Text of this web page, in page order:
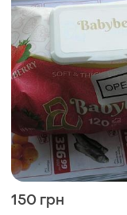
150 грн